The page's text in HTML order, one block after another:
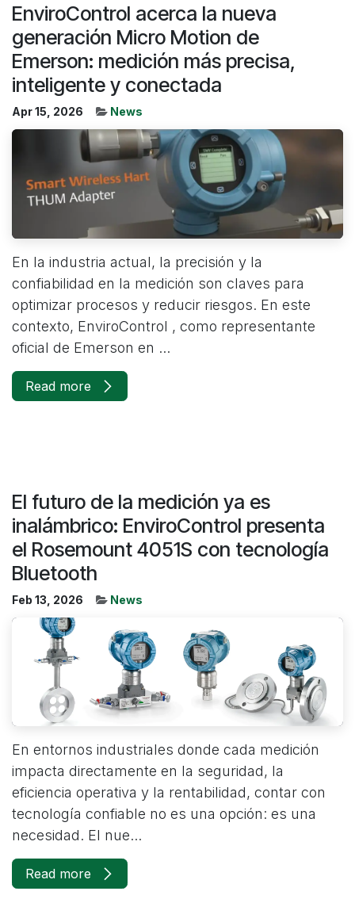
EnviroControl acerca la nueva
generación Micro Motion de
Emerson: medición más precisa,
inteligente y conectada
Apr 15, 2026 News
En la industria actual, la precisión y la
confiabilidad en la medición son claves para
optimizar procesos y reducir riesgos. En este
contexto, EnviroControl , como representante
oficial de Emerson en ...
Read more
El futuro de la medición ya es
inalámbrico: EnviroControl presenta
el Rosemount 4051S con tecnología
Bluetooth
Feb 13, 2026 News
En entornos industriales donde cada medición
impacta directamente en la seguridad, la
eficiencia operativa y la rentabilidad, contar con
tecnología confiable no es una opción: es una
necesidad. El nue...
Read more